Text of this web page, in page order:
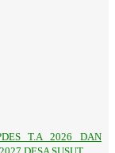
T.A 2026 DAN